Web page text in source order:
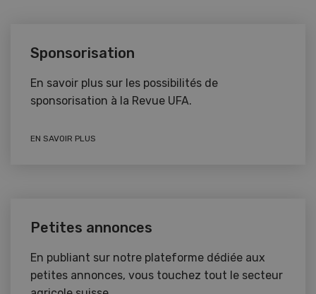
Sponsorisation
En savoir plus sur les possibilités de
sponsorisation à la Revue UFA.
EN SAVOIR PLUS
Petites annonces
En publiant sur notre plateforme dédiée aux
petites annonces, vous touchez tout le secteur